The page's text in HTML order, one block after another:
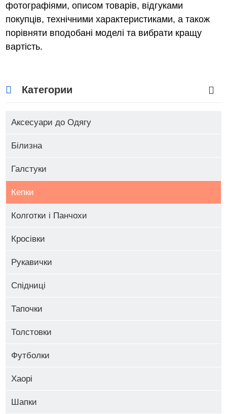
фотографіями, описом товарів, відгуками
покупців, технічними характеристиками, а також
порівняти вподобані моделі та вибрати кращу
вартість.
Категории
Аксесуари до Одягу
Білизна
Галстуки
Кепки
Колготки і Панчохи
Кросівки
Рукавички
Спідниці
Тапочки
Толстовки
Футболки
Хаорі
Шапки